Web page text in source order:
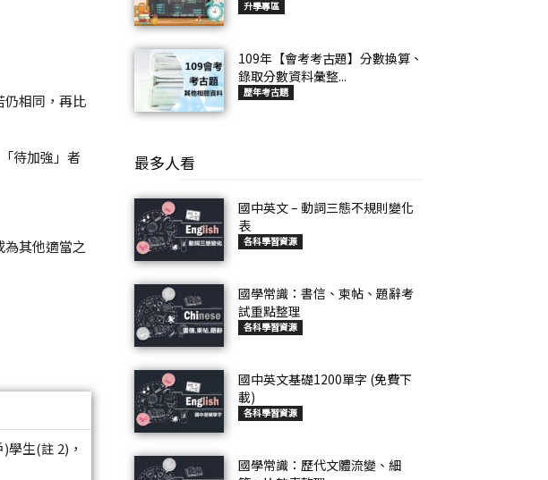
仍相同，再比
待加強」者
其他適當之
生(註 2)，
升學專區
109年【會考考古題】分數換算、
錄取分數資料彙整...
歷年考古題
最多人看
國中英文 – 動詞三態不規則變化
表
各科學習資源
國學常識：書信、柬帖、題辭考
試重點整理
各科學習資源
國中英文基礎1200單字 (免費下
載)
各科學習資源
國學常識：歷代文體流變、細